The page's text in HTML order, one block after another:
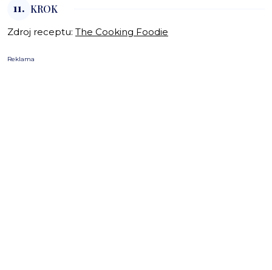
11. KROK
Zdroj receptu: The Cooking Foodie
Reklama